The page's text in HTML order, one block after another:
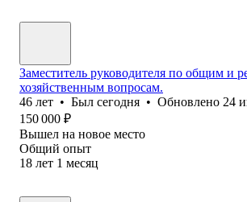
Заместитель руководителя по общим и
хозяйственным вопросам.
46 лет • Был сегодня • Обновлено 24
150 000 ₽
Вышел на новое место
Общий опыт
18 лет 1 месяц